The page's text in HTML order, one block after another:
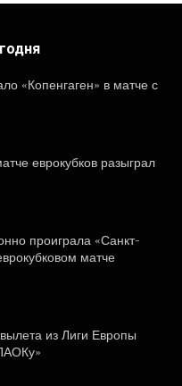
«Копенгаген» в матче с
еврокубков разыграл
проиграла «Санкт-
матче
из Лиги Европы